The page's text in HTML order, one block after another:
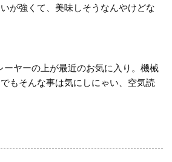
が強くて、美味しそうなんやけどな
ーヤーの上が最近のお気に入り。機械
もそんな事は気にしにゃい、空気読